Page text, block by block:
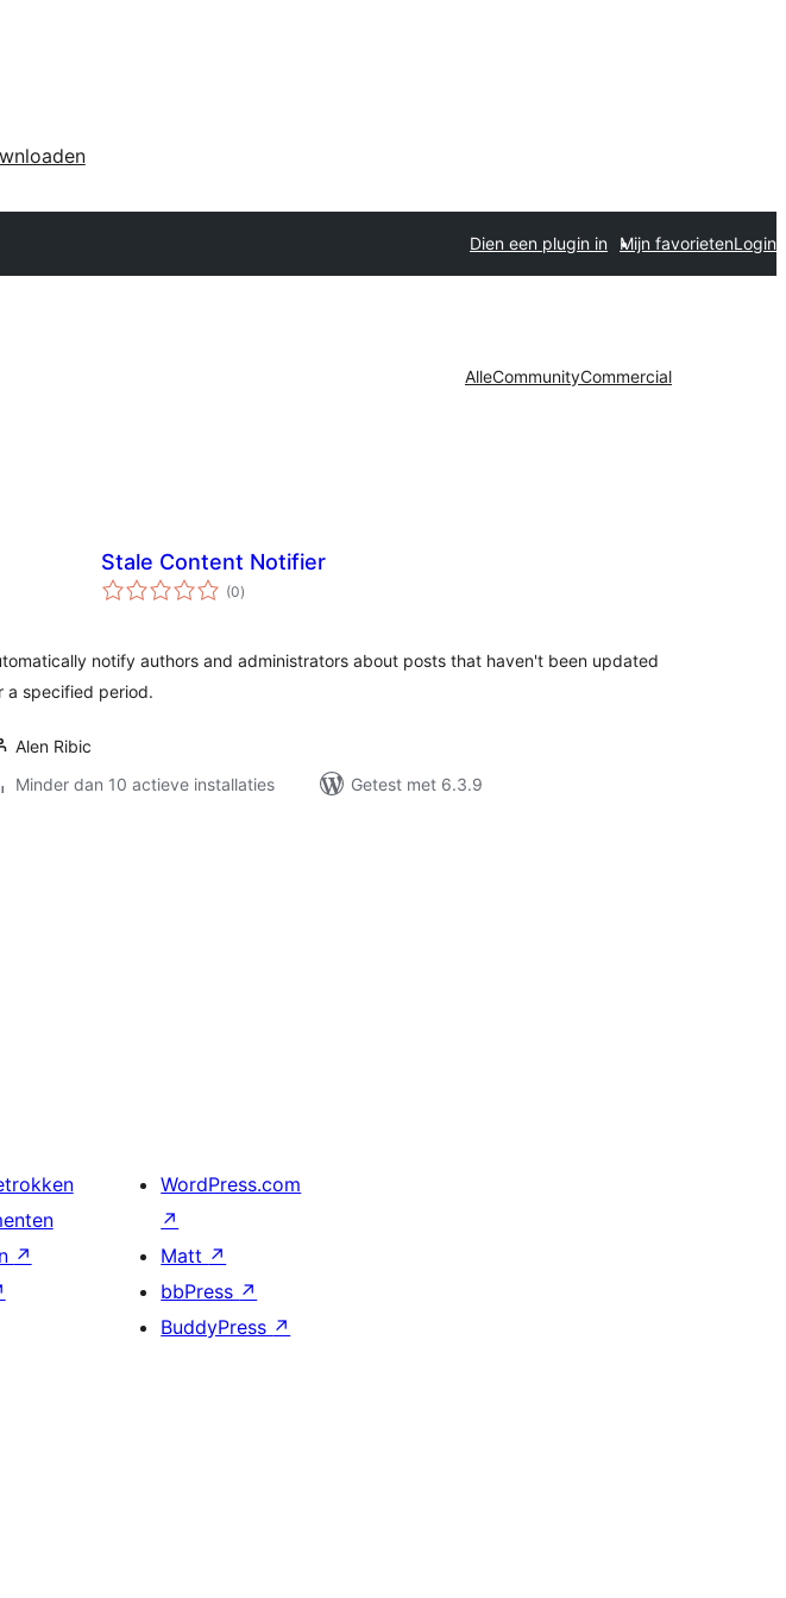
Dien een plugin in Mijn favorietenLogin
AlleCommunityCommercial
Stale Content Notifier
(0totaal
waarderingen
)
notify authors and administrators about posts that haven't been updated
a specified period.
Alen Ribic
Minder dan 10 actieve installaties
Getest met 6.3.9
↗
WordPress.com
↗
Matt ↗
bbPress ↗
BuddyPress ↗